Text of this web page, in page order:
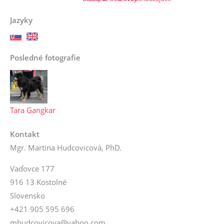
Jazyky
Posledné fotografie
Tara Gangkar
Kontakt
Mgr. Martina Hudcovicová, PhD.
Vaďovce 177
916 13 Kostolné
Slovensko
+421 905 595 696